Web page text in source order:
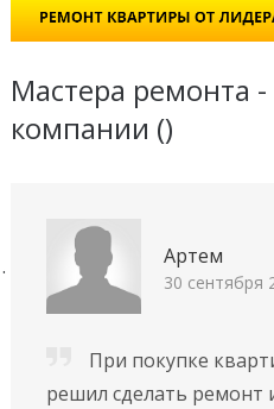
Мастера ремонта
компании ()
Артем
30 сентября
При покупке
решил сделать ремонт